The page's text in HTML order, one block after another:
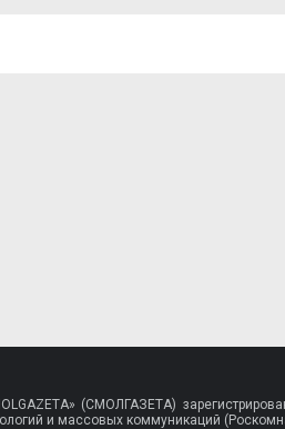
(СМОЛГАЗЕТА)
и массовых коммуникаций